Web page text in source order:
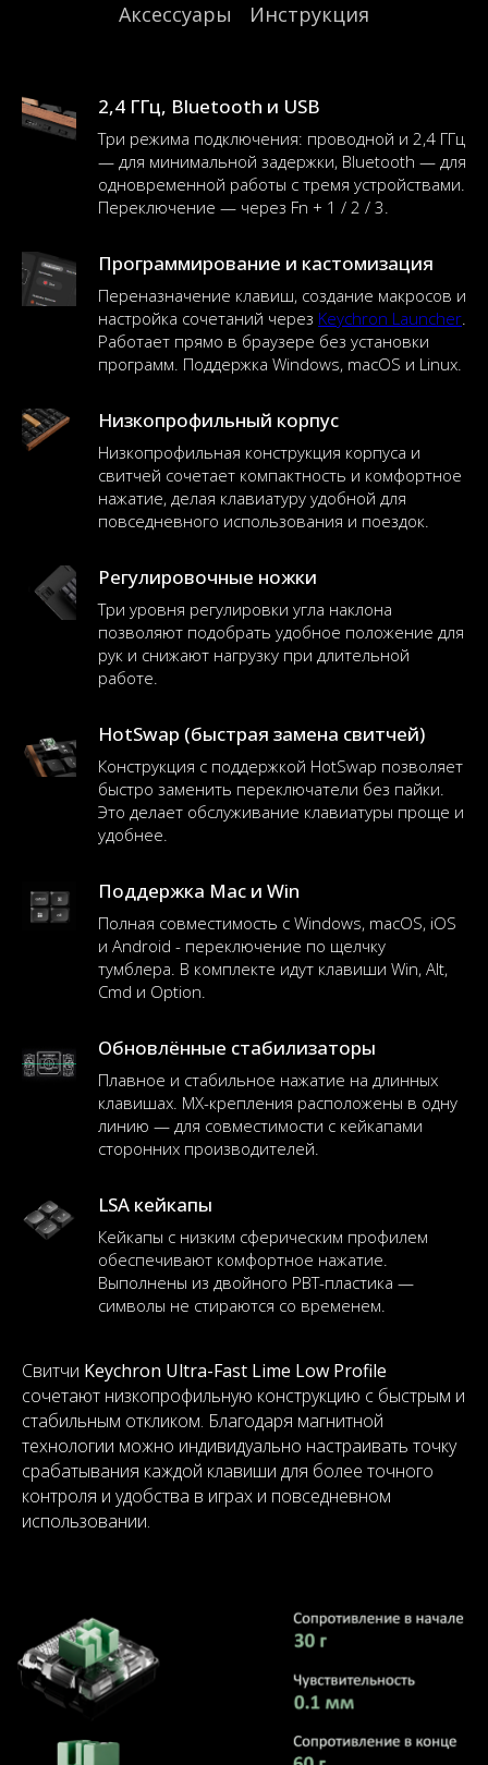
Аксессуары
Инструкция
2,4 ГГц, Bluetooth и USB
Три режима подключения: проводной и 2,4 ГГц
— для минимальной задержки, Bluetooth — для
одновременной работы с тремя устройствами.
Переключение — через Fn + 1 / 2 / 3.
Программирование и кастомизация
Переназначение клавиш, создание макросов и
настройка сочетаний через Keychron Launcher.
Работает прямо в браузере без установки
программ. Поддержка Windows, macOS и Linux.
Низкопрофильный корпус
Низкопрофильная конструкция корпуса и
свитчей сочетает компактность и комфортное
нажатие, делая клавиатуру удобной для
повседневного использования и поездок.
Регулировочные ножки
Три уровня регулировки угла наклона
позволяют подобрать удобное положение для
рук и снижают нагрузку при длительной
работе.
HotSwap (быстрая замена свитчей)
Конструкция с поддержкой HotSwap позволяет
быстро заменить переключатели без пайки.
Это делает обслуживание клавиатуры проще и
удобнее.
Поддержка Mac и Win
Полная совместимость с Windows, macOS, iOS
и Android - переключение по щелчку
тумблера. В комплекте идут клавиши Win, Alt,
Cmd и Option.
Обновлённые стабилизаторы
Плавное и стабильное нажатие на длинных
клавишах. MX-крепления расположены в одну
линию — для совместимости с кейкапами
сторонних производителей.
LSA кейкапы
Кейкапы с низким сферическим профилем
обеспечивают комфортное нажатие.
Выполнены из двойного PBT-пластика —
символы не стираются со временем.
Свитчи Keychron Ultra-Fast Lime Low Profile
сочетают низкопрофильную конструкцию с быстрым и
стабильным откликом. Благодаря магнитной
технологии можно индивидуально настраивать точку
срабатывания каждой клавиши для более точного
контроля и удобства в играх и повседневном
использовании.